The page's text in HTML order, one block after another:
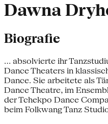
Dawna
Biografie
... absolvierte ihr
Dance Theaters in
Dance. Sie arbeitete als
Dance Theatre, im
der Tchekpo Dance
beim Folkwang Tanz